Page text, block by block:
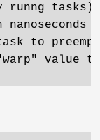
to